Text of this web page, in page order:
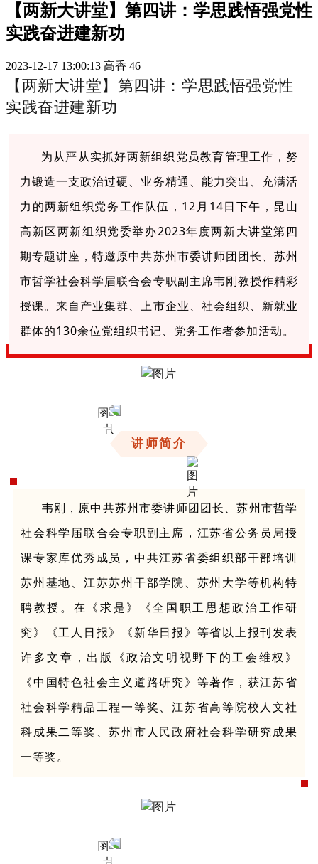
【两新大讲堂】第四讲：学思践悟强党性
实践奋进建新功
2023-12-17 13:00:13 高香 46
【两新大讲堂】第四讲：学思践悟强党性
实践奋进建新功
为从严从实抓好两新组织党员教育管理工作，努
力锻造一支政治过硬、业务精通、能力突出、充满活
力的两新组织党务工作队伍，12月14日下午，昆山
高新区两新组织党委举办2023年度两新大讲堂第四
期专题讲座，特邀原中共苏州市委讲师团团长、苏州
市哲学社会科学届联合会专职副主席韦刚教授作精彩
授课。来自产业集群、上市企业、社会组织、新就业
群体的130余位党组织书记、党务工作者参加活动。
讲师简介
韦刚，原中共苏州市委讲师团团长、苏州市哲学
社会科学届联合会专职副主席，江苏省公务员局授
课专家库优秀成员，中共江苏省委组织部干部培训
苏州基地、江苏苏州干部学院、苏州大学等机构特
聘教授。在《求是》《全国职工思想政治工作研
究》《工人日报》《新华日报》等省以上报刊发表
许多文章，出版《政治文明视野下的工会维权》
《中国特色社会主义道路研究》等著作，获江苏省
社会科学精品工程一等奖、江苏省高等院校人文社
科成果二等奖、苏州市人民政府社会科学研究成果
一等奖。